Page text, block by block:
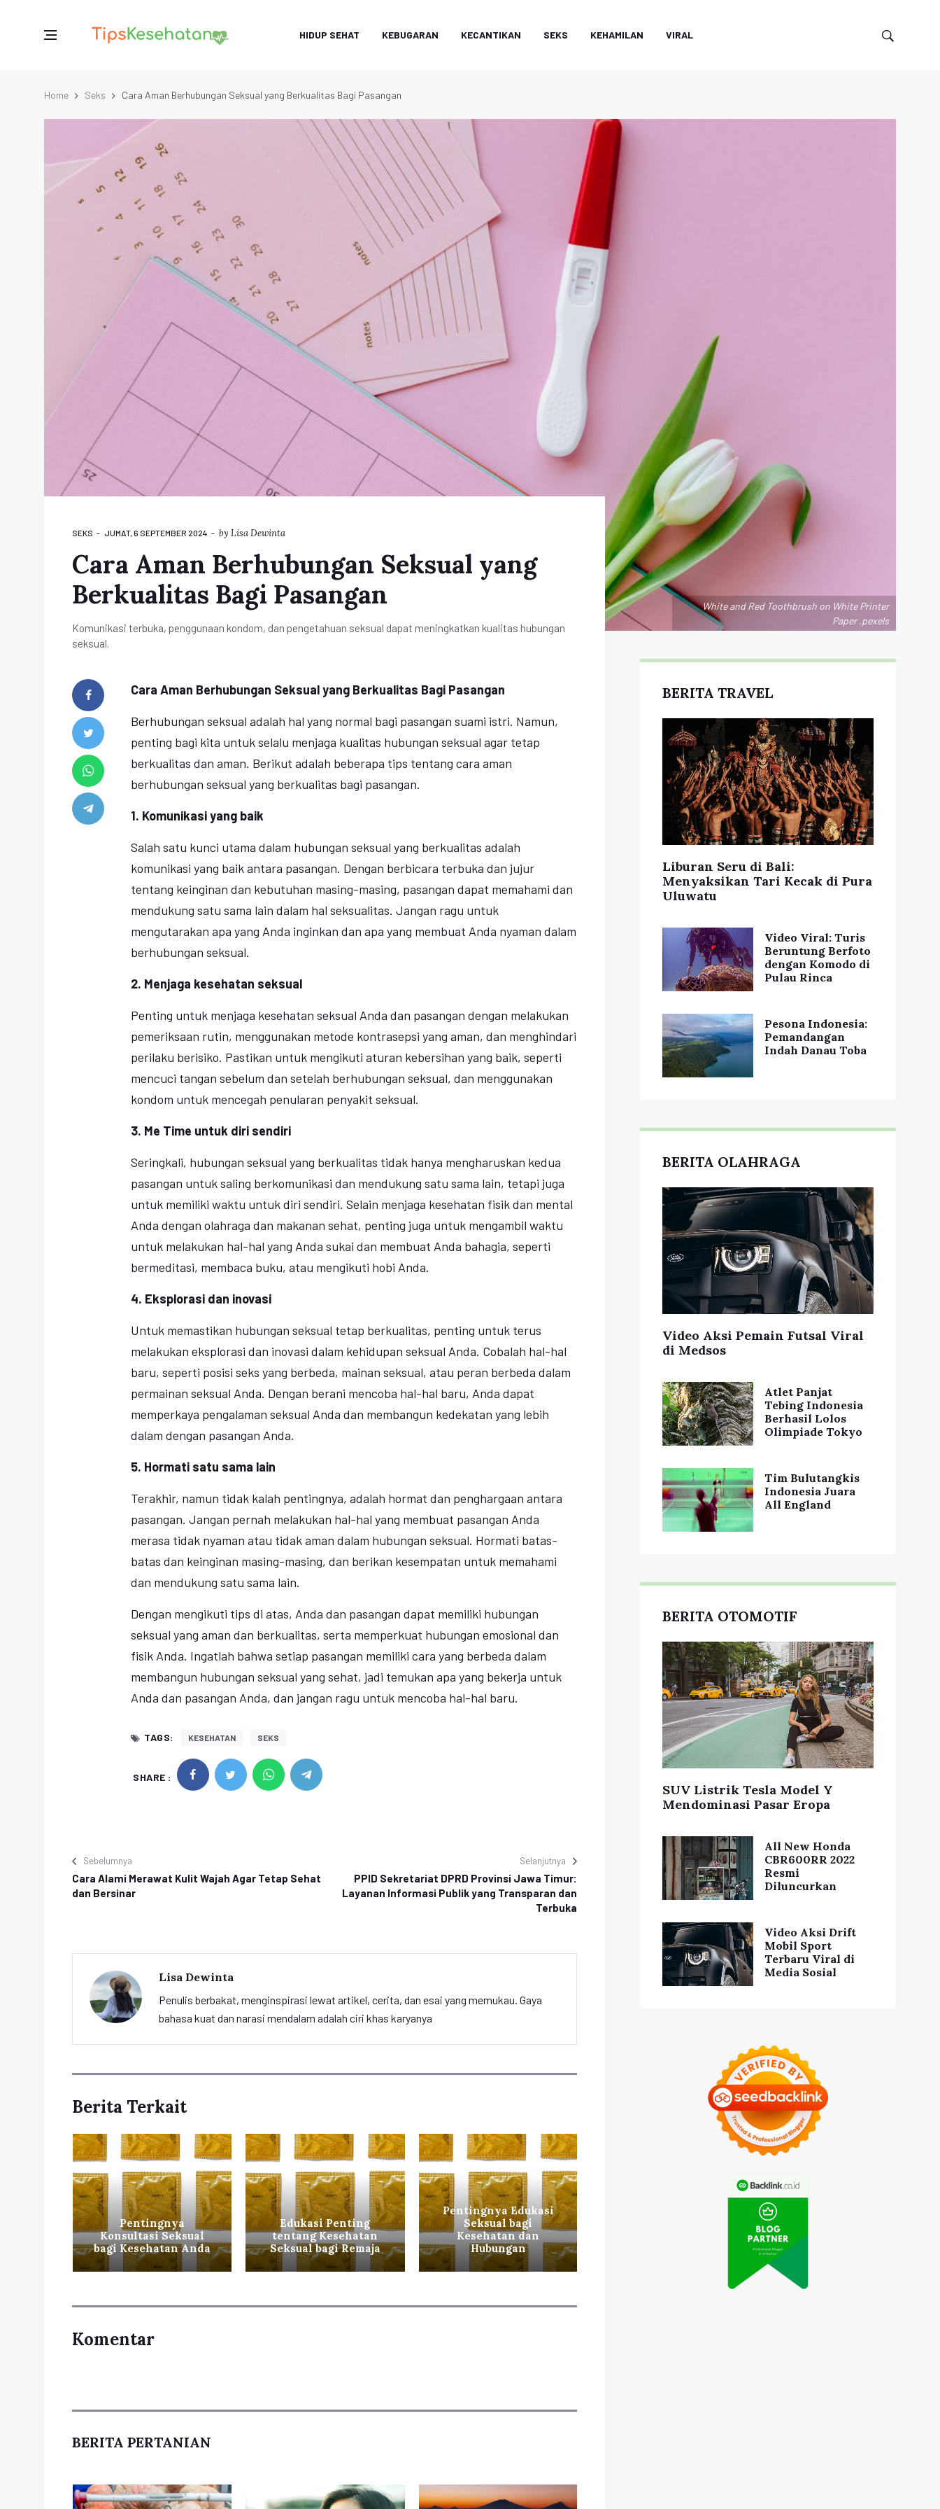
HIDUP SEHAT KEBUGARAN KECANTIKAN SEKS KEHAMILAN VIRAL
Home Seks Cara Aman Berhubungan Seksual yang Berkualitas Bagi Pasangan
White and Red Toothbrush on White Printer
Paper .pexels
SEKS JUMAT, 6 SEPTEMBER 2024 by Lisa Dewinta
Cara Aman Berhubungan Seksual yang
Berkualitas Bagi Pasangan
Komunikasi terbuka, penggunaan kondom, dan pengetahuan seksual dapat meningkatkan kualitas hubungan
seksual.
Cara Aman Berhubungan Seksual yang Berkualitas Bagi Pasangan
Berhubungan seksual adalah hal yang normal bagi pasangan suami istri. Namun,
penting bagi kita untuk selalu menjaga kualitas hubungan seksual agar tetap
berkualitas dan aman. Berikut adalah beberapa tips tentang cara aman
berhubungan seksual yang berkualitas bagi pasangan.
1. Komunikasi yang baik
Salah satu kunci utama dalam hubungan seksual yang berkualitas adalah
komunikasi yang baik antara pasangan. Dengan berbicara terbuka dan jujur
tentang keinginan dan kebutuhan masing-masing, pasangan dapat memahami dan
mendukung satu sama lain dalam hal seksualitas. Jangan ragu untuk
mengutarakan apa yang Anda inginkan dan apa yang membuat Anda nyaman dalam
berhubungan seksual.
2. Menjaga kesehatan seksual
Penting untuk menjaga kesehatan seksual Anda dan pasangan dengan melakukan
pemeriksaan rutin, menggunakan metode kontrasepsi yang aman, dan menghindari
perilaku berisiko. Pastikan untuk mengikuti aturan kebersihan yang baik, seperti
mencuci tangan sebelum dan setelah berhubungan seksual, dan menggunakan
kondom untuk mencegah penularan penyakit seksual.
3. Me Time untuk diri sendiri
Seringkali, hubungan seksual yang berkualitas tidak hanya mengharuskan kedua
pasangan untuk saling berkomunikasi dan mendukung satu sama lain, tetapi juga
untuk memiliki waktu untuk diri sendiri. Selain menjaga kesehatan fisik dan mental
Anda dengan olahraga dan makanan sehat, penting juga untuk mengambil waktu
untuk melakukan hal-hal yang Anda sukai dan membuat Anda bahagia, seperti
bermeditasi, membaca buku, atau mengikuti hobi Anda.
4. Eksplorasi dan inovasi
Untuk memastikan hubungan seksual tetap berkualitas, penting untuk terus
melakukan eksplorasi dan inovasi dalam kehidupan seksual Anda. Cobalah hal-hal
baru, seperti posisi seks yang berbeda, mainan seksual, atau peran berbeda dalam
permainan seksual Anda. Dengan berani mencoba hal-hal baru, Anda dapat
memperkaya pengalaman seksual Anda dan membangun kedekatan yang lebih
dalam dengan pasangan Anda.
5. Hormati satu sama lain
Terakhir, namun tidak kalah pentingnya, adalah hormat dan penghargaan antara
pasangan. Jangan pernah melakukan hal-hal yang membuat pasangan Anda
merasa tidak nyaman atau tidak aman dalam hubungan seksual. Hormati batas-
batas dan keinginan masing-masing, dan berikan kesempatan untuk memahami
dan mendukung satu sama lain.
Dengan mengikuti tips di atas, Anda dan pasangan dapat memiliki hubungan
seksual yang aman dan berkualitas, serta memperkuat hubungan emosional dan
fisik Anda. Ingatlah bahwa setiap pasangan memiliki cara yang berbeda dalam
membangun hubungan seksual yang sehat, jadi temukan apa yang bekerja untuk
Anda dan pasangan Anda, dan jangan ragu untuk mencoba hal-hal baru.
TAGS: KESEHATAN SEKS
SHARE :
Sebelumnya
Cara Alami Merawat Kulit Wajah Agar Tetap Sehat
dan Bersinar
Selanjutnya
PPID Sekretariat DPRD Provinsi Jawa Timur:
Layanan Informasi Publik yang Transparan dan
Terbuka
Lisa Dewinta
Penulis berbakat, menginspirasi lewat artikel, cerita, dan esai yang memukau. Gaya
bahasa kuat dan narasi mendalam adalah ciri khas karyanya
Berita Terkait
Pentingnya
Konsultasi Seksual
bagi Kesehatan Anda
Edukasi Penting
tentang Kesehatan
Seksual bagi Remaja
Pentingnya Edukasi
Seksual bagi
Kesehatan dan
Hubungan
tentang Kesehatan
Seksual bagi Remaja
Komentar
BERITA PERTANIAN
BERITA TRAVEL
Liburan Seru di Bali:
Menyaksikan Tari Kecak di Pura
Uluwatu
Video Viral: Turis
Beruntung Berfoto
dengan Komodo di
Pulau Rinca
Pesona Indonesia:
Pemandangan
Indah Danau Toba
BERITA OLAHRAGA
Video Aksi Pemain Futsal Viral
di Medsos
Atlet Panjat
Tebing Indonesia
Berhasil Lolos
Olimpiade Tokyo
Tim Bulutangkis
Indonesia Juara
All England
BERITA OTOMOTIF
SUV Listrik Tesla Model Y
Mendominasi Pasar Eropa
All New Honda
CBR600RR 2022
Resmi
Diluncurkan
Video Aksi Drift
Mobil Sport
Terbaru Viral di
Media Sosial